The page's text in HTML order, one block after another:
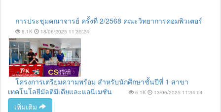
การประชุมคณาจารย์ ครั้งที่ 2/2568 คณะวิทยาการคอมพิวเตอร์
5.1K 18/06/2025 11:35:24
โครงการเตรียมความพร้อม สำหรับนักศึกษาชั้นปีที่ 1 สาขา
เทคโนโลยีมัลติมีเดียและแอนิเมชัน
5.1K 13/06/2025 11:34:04
เพิ่มเติม